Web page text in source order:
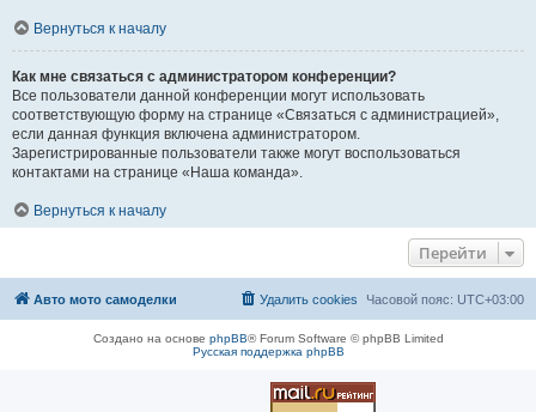
Вернуться к началу
Как мне связаться с администратором конференции?
Все пользователи данной конференции могут использовать
соответствующую форму на странице «Связаться с администрацией»,
если данная функция включена администратором.
Зарегистрированные пользователи также могут воспользоваться
контактами на странице «Наша команда».
Вернуться к началу
Перейти
Авто мото самоделки Часовой пояс: UTC+03:00
Удалить cookies
Создано на основе phpBB® Forum Software © phpBB Limited
Русская поддержка phpBB